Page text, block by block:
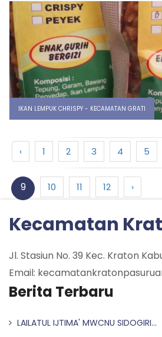
IKAN LEMPUK CHRISPY - KECAMATAN GRATI
‹ 1 2 3 4 5
9 10 11 12 ›
Kecamatan
Jl. Stasiun No. 39 Kec. Kraton
Email:
Berita Terbaru
LAILATUL IJTIMA' MWCNU SIDOGIRI...